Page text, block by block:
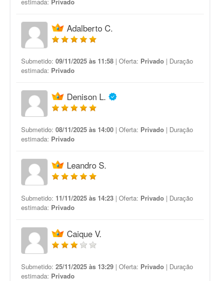
Adalberto C.
Submetido: 09/11/2025 às 11:58 | Oferta: Privado | Duração
estimada: Privado
Denison L.
Submetido: 08/11/2025 às 14:00 | Oferta: Privado | Duração
estimada: Privado
Leandro S.
Submetido: 11/11/2025 às 14:23 | Oferta: Privado | Duração
estimada: Privado
Caique V.
Submetido: 25/11/2025 às 13:29 | Oferta: Privado | Duração
estimada: Privado